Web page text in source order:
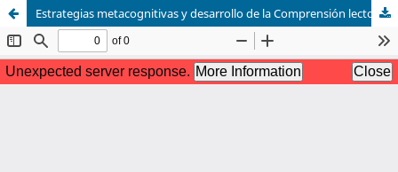
Estrategias metacognitivas y desarrollo de la Comprensión lectora en los estudiantes de sexto grado de la Institución Educativa Micaela Bastidas N° 6020. Villa María del Triunfo. Lima